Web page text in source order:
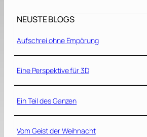
NEUSTE BLOGS
Aufschrei ohne Empörung
Eine Perspektive für 3D
Ein Teil des Ganzen
Vom Geist der Weihnacht